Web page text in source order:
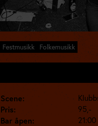
Festmusikk Folkemusikk
Scene:
Pris: 95,-
Bar åpen: 21:00